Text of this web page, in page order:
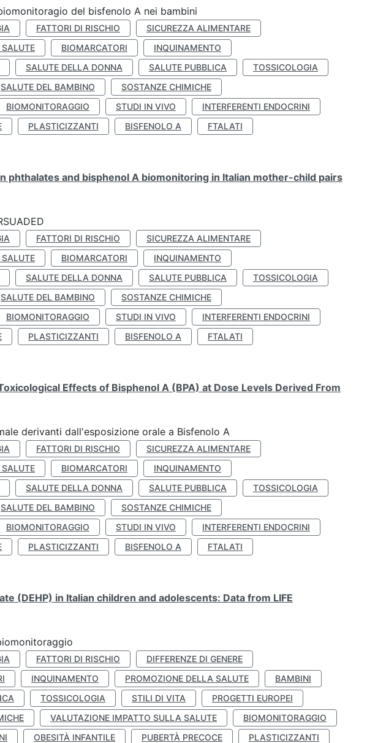
del bisfenolo A nei bambini
FATTORI DI RISCHIO
SICUREZZA ALIMENTARE
BIOMARCATORI
INQUINAMENTO
SALUTE DELLA DONNA SALUTE PUBBLICA
TOSSICOLOGIA
SALUTE DEL BAMBINO
SOSTANZE CHIMICHE
BIOMONITORAGGIO STUDI IN VIVO
INTERFERENTI ENDOCRINI
PLASTICIZZANTI BISFENOLO A
FTALATI
phthalates and bisphenol A biomonitoring in Italian mother-child pairs
FATTORI DI RISCHIO
SICUREZZA ALIMENTARE
BIOMARCATORI
INQUINAMENTO
SALUTE DELLA DONNA SALUTE PUBBLICA
TOSSICOLOGIA
SALUTE DEL BAMBINO
SOSTANZE CHIMICHE
BIOMONITORAGGIO STUDI IN VIVO
INTERFERENTI ENDOCRINI
PLASTICIZZANTI BISFENOLO A
FTALATI
Effects of Bisphenol A (BPA) at Dose Levels Derived From
derivanti dall'esposizione orale a Bisfenolo A
FATTORI DI RISCHIO
SICUREZZA ALIMENTARE
BIOMARCATORI
INQUINAMENTO
SALUTE DELLA DONNA SALUTE PUBBLICA
TOSSICOLOGIA
SALUTE DEL BAMBINO
SOSTANZE CHIMICHE
BIOMONITORAGGIO STUDI IN VIVO
INTERFERENTI ENDOCRINI
PLASTICIZZANTI BISFENOLO A
FTALATI
(DEHP) in Italian children and adolescents: Data from LIFE
FATTORI DI RISCHIO
DIFFERENZE DI GENERE
INQUINAMENTO PROMOZIONE DELLA SALUTE
BAMBINI
TOSSICOLOGIA STILI DI VITA
PROGETTI EUROPEI
VALUTAZIONE IMPATTO SULLA SALUTE
BIOMONITORAGGIO
OBESITÀ INFANTILE PUBERTÀ PRECOCE
PLASTICIZZANTI